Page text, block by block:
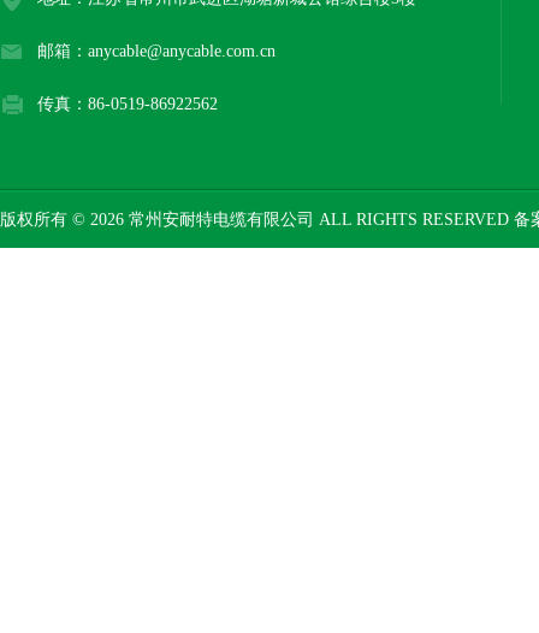
邮箱：anycable@anycable.com.cn
传真：86-0519-86922562
版权所有 © 2026 常州安耐特电缆有限公司 ALL RIGHTS RESERVED 备